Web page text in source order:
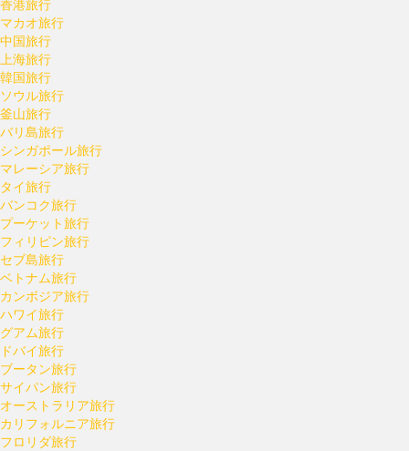
香港旅行
マカオ旅行
中国旅行
上海旅行
韓国旅行
ソウル旅行
釜山旅行
バリ島旅行
シンガポール旅行
マレーシア旅行
タイ旅行
バンコク旅行
プーケット旅行
フィリピン旅行
セブ島旅行
ベトナム旅行
カンボジア旅行
ハワイ旅行
グアム旅行
ドバイ旅行
ブータン旅行
サイパン旅行
オーストラリア旅行
カリフォルニア旅行
フロリダ旅行